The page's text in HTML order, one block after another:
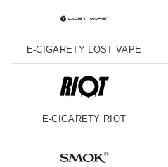
E-CIGARETY LOST VAPE
E-CIGARETY RIOT